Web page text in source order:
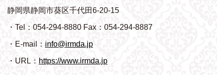
静岡県静岡市葵区千代田6-20-15
・Tel：054-294-8880 Fax：054-294-8887
・E-mail： info@irmda.jp
・URL： https://www.irmda.jp